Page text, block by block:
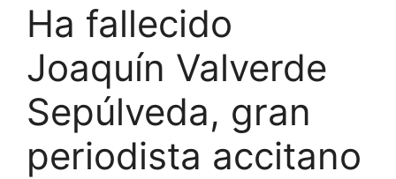
Ha fallecido
Joaquín Valverde
Sepúlveda, gran
periodista accitano